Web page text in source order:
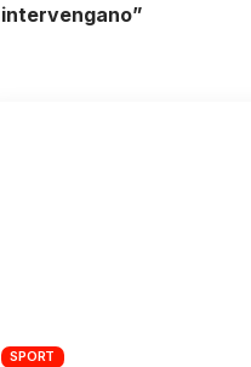
intervengano”
SPORT